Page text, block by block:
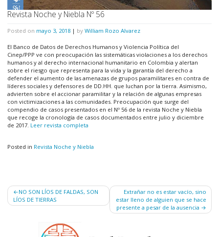
Revista Noche y Niebla Nº 56
Posted on mayo 3, 2018 | by William Rozo Alvarez
El Banco de Datos de Derechos Humanos y Violencia Política del
Cinep/PPP ve con preocupación las sistemáticas violaciones a los derechos
humanos y al derecho internacional humanitario en Colombia y alertan
sobre el riesgo que representa para la vida y la garantía del derecho a
defender el aumento de las amenazas de grupos paramilitares en contra de
líderes sociales y defensores de DD.HH. que luchan por la tierra. Asimismo,
advierten sobre el accionar paramilitar y la relación de algunas empresas
con victimizaciones a las comunidades. Preocupación que surge del
compendio de casos presentados en el Nº 56 de la revista Noche y Niebla
que recoge la cronología de casos documentados entre julio y diciembre
de 2017. Leer revista completa
Posted in Revista Noche y Niebla
Navegación
de
NO SON LÍOS DE FALDAS, SON
LÍOS DE TIERRAS
Extrañar no es estar vacío, sino
estar lleno de alguien que se hace
presente a pesar de la ausencia